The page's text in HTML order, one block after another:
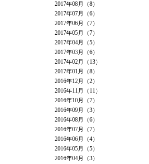
2017年08月（8）
2017年07月（6）
2017年06月（7）
2017年05月（7）
2017年04月（5）
2017年03月（6）
2017年02月（13）
2017年01月（8）
2016年12月（2）
2016年11月（11）
2016年10月（7）
2016年09月（3）
2016年08月（6）
2016年07月（7）
2016年06月（4）
2016年05月（5）
2016年04月（3）